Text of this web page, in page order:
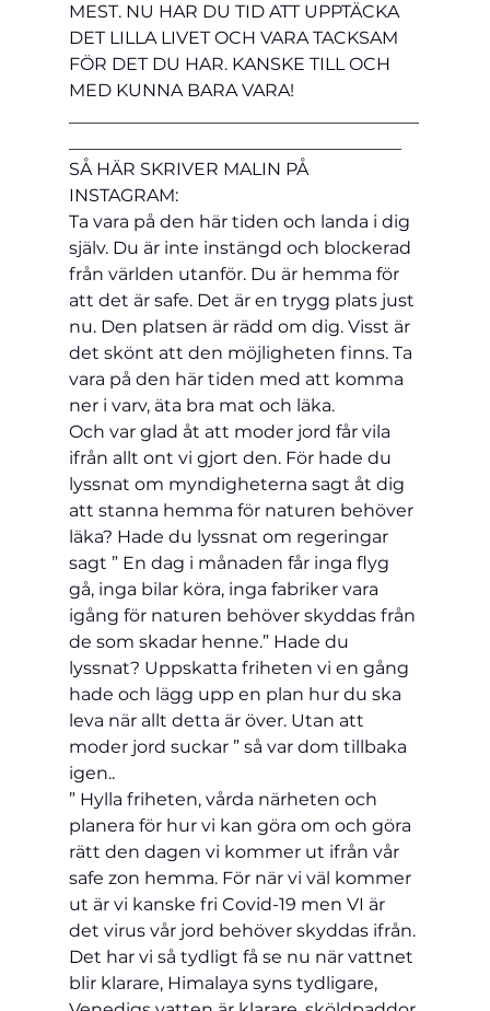
MEST. NU HAR DU TID ATT UPPTÄCKA
DET LILLA LIVET OCH VARA TACKSAM
FÖR DET DU HAR. KANSKE TILL OCH
MED KUNNA BARA VARA!
SÅ HÄR SKRIVER MALIN PÅ
INSTAGRAM:
Ta vara på den här tiden och landa i dig
själv. Du är inte instängd och blockerad
från världen utanför. Du är hemma för
att det är safe. Det är en trygg plats just
nu. Den platsen är rädd om dig. Visst är
det skönt att den möjligheten finns. Ta
vara på den här tiden med att komma
ner i varv, äta bra mat och läka.
Och var glad åt att moder jord får vila
ifrån allt ont vi gjort den. För hade du
lyssnat om myndigheterna sagt åt dig
att stanna hemma för naturen behöver
läka? Hade du lyssnat om regeringar
sagt ” En dag i månaden får inga flyg
gå, inga bilar köra, inga fabriker vara
igång för naturen behöver skyddas från
de som skadar henne.” Hade du
lyssnat? Uppskatta friheten vi en gång
hade och lägg upp en plan hur du ska
leva när allt detta är över. Utan att
moder jord suckar ” så var dom tillbaka
igen..
” Hylla friheten, vårda närheten och
planera för hur vi kan göra om och göra
rätt den dagen vi kommer ut ifrån vår
safe zon hemma. För när vi väl kommer
ut är vi kanske fri Covid-19 men VI är
det virus vår jord behöver skyddas ifrån.
Det har vi så tydligt få se nu när vattnet
blir klarare, Himalaya syns tydligare,